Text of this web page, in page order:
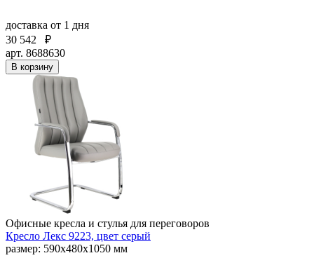
доставка от 1 дня
30 542
₽
арт. 8688630
В корзину
Офисные кресла и стулья для переговоров
Кресло Лекс 9223, цвет серый
размер: 590х480х1050 мм